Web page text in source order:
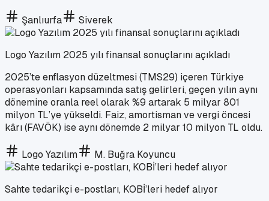
Şanlıurfa Siverek
Logo Yazılım 2025 yılı finansal sonuçlarını açıkladı
2025’te enflasyon düzeltmesi (TMS29) içeren Türkiye
operasyonları kapsamında satış gelirleri, geçen yılın aynı
dönemine oranla reel olarak %9 artarak 5 milyar 801
milyon TL’ye yükseldi. Faiz, amortisman ve vergi öncesi
kârı (FAVÖK) ise aynı dönemde 2 milyar 10 milyon TL oldu.
Logo Yazılım M. Buğra Koyuncu
Sahte tedarikçi e-postları, KOBİ’leri hedef alıyor